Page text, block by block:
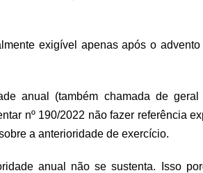
exigível apenas após o
anual (também chamada de
nº 190/2022 não fazer referência
a anterioridade de exercício.
anual não se sustenta. Isso